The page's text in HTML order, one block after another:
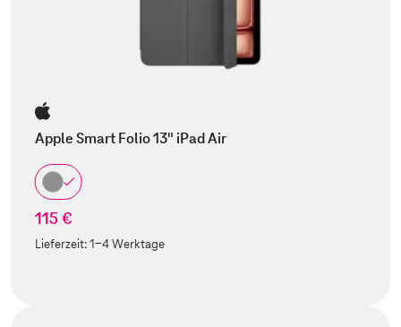
Apple Smart Folio 13" iPad Air
115 €
Lieferzeit:1-4 Werktage